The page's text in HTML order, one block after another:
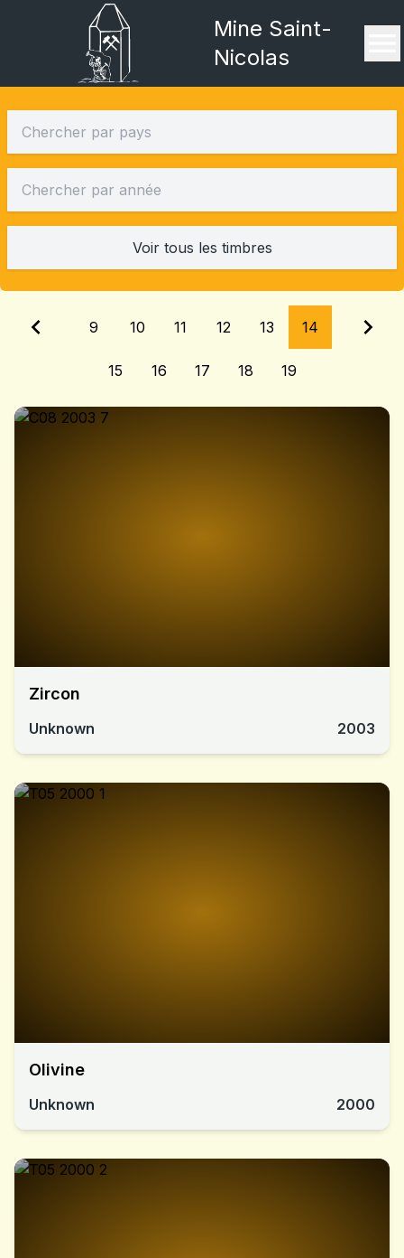
Mine Saint-
Nicolas
Voir tous les timbres
9 10 11 12 13 14
15 16 17 18 19
Zircon
Unknown 2003
Olivine
Unknown 2000